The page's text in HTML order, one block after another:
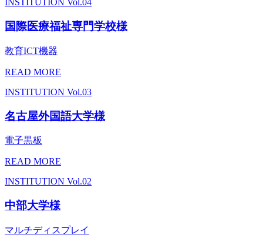
INSTITUTION Vol.04
国際医療福祉専門学校様
教育ICT機器
READ MORE
INSTITUTION Vol.03
名古屋外国語大学様
電子黒板
READ MORE
INSTITUTION Vol.02
中部大学様
マルチディスプレイ